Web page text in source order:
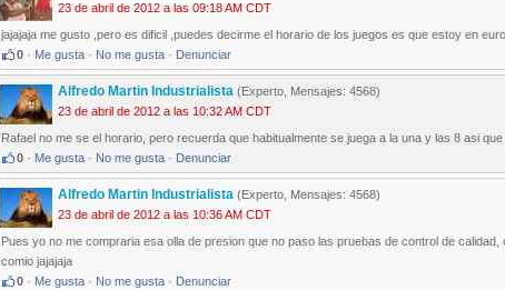
23 de abril de 2012 a las 09:18 AM CDT
jajajaja me gusto ,pero es dificil ,puedes decirme el horario de los juegos es que estoy en
0 · Me gusta · No me gusta · Denunciar
Alfredo Martin Industrialista (Experto, Mensajes: 4568)
23 de abril de 2012 a las 10:32 AM CDT
Rafael no me se el horario, pero recuerda que habitualmente se juega a la una y las 8 asi que
0 · Me gusta · No me gusta · Denunciar
Alfredo Martin Industrialista (Experto, Mensajes: 4568)
23 de abril de 2012 a las 10:36 AM CDT
Pues yo no me compraria esa olla de presion que no paso las pruebas de control de
comio jajajaja
0 · Me gusta · No me gusta · Denunciar